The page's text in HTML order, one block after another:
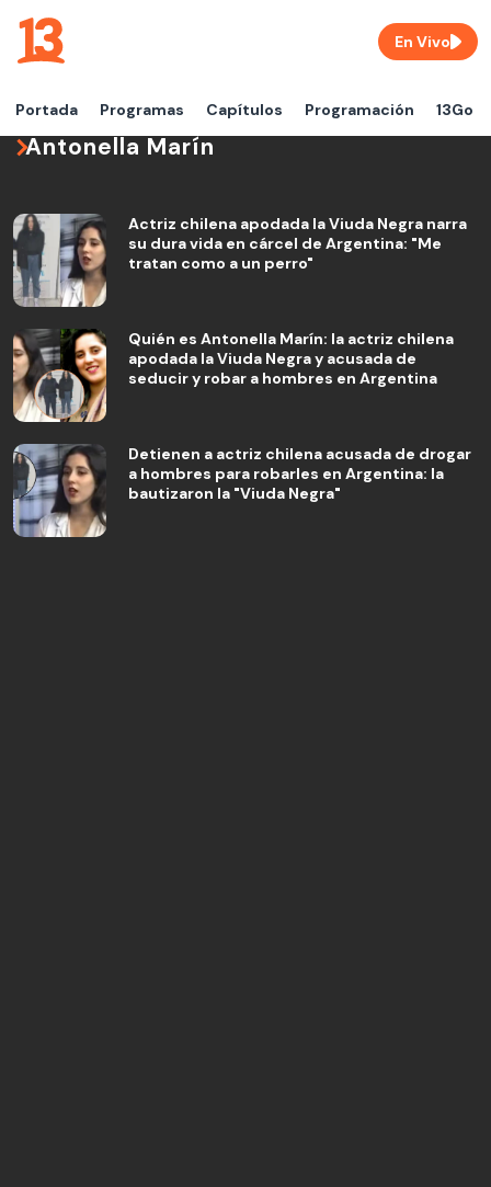
Portada Programas Capítulos Programación 13Go
En Vivo
Antonella Marín
Actriz chilena apodada la Viuda Negra narra
su dura vida en cárcel de Argentina: "Me
tratan como a un perro"
Quién es Antonella Marín: la actriz chilena
apodada la Viuda Negra y acusada de
seducir y robar a hombres en Argentina
Detienen a actriz chilena acusada de drogar
a hombres para robarles en Argentina: la
bautizaron la "Viuda Negra"